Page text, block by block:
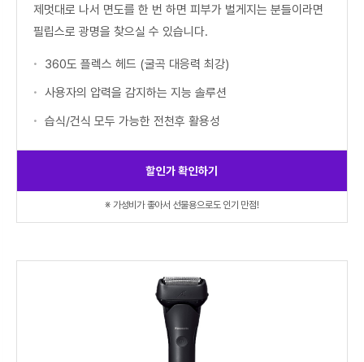
제멋대로 나서 면도를 한 번 하면 피부가 벌게지는 분들이라면
필립스로 광명을 찾으실 수 있습니다.
360도 플렉스 헤드 (굴곡 대응력 최강)
사용자의 압력을 감지하는 지능 솔루션
습식/건식 모두 가능한 전천후 활용성
할인가 확인하기
※ 가성비가 좋아서 선물용으로도 인기 만점!